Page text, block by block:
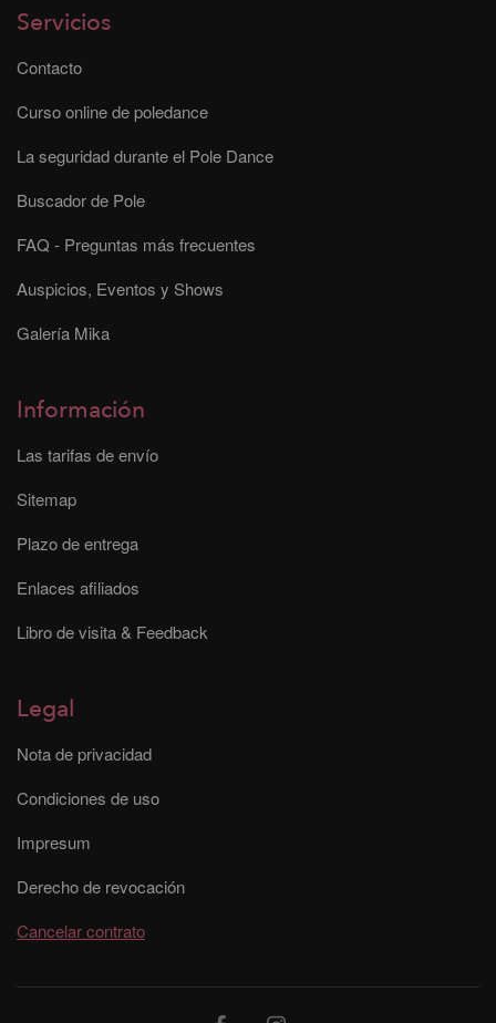
Servicios
Contacto
Curso online de poledance
La seguridad durante el Pole Dance
Buscador de Pole
FAQ - Preguntas más frecuentes
Auspicios, Eventos y Shows
Galería Mika
Información
Las tarifas de envío
Sitemap
Plazo de entrega
Enlaces afiliados
Libro de visita & Feedback
Legal
Nota de privacidad
Condiciones de uso
Impresum
Derecho de revocación
Cancelar contrato